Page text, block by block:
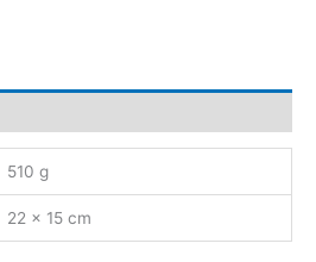
510 g
22 × 15 cm